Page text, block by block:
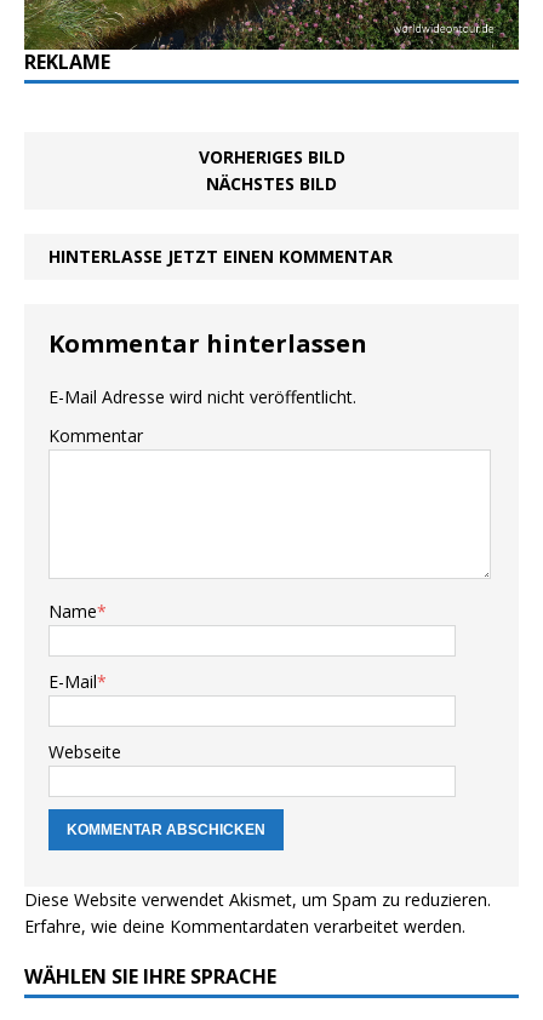
REKLAME
VORHERIGES BILD
NÄCHSTES BILD
HINTERLASSE JETZT EINEN KOMMENTAR
Kommentar hinterlassen
E-Mail Adresse wird nicht veröffentlicht.
Kommentar
Name*
E-Mail*
Webseite
Diese Website verwendet Akismet, um Spam zu reduzieren.
Erfahre, wie deine Kommentardaten verarbeitet werden.
WÄHLEN SIE IHRE SPRACHE